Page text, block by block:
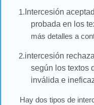
1. Intercesión
probada en los
más detalles a
2.intercesión
según los textos
inválida e
Hay dos tipos de